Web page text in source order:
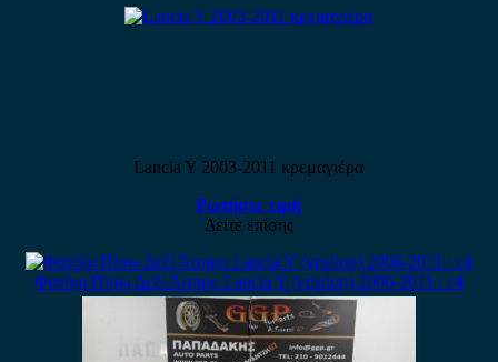
Lancia Y 2003-2011 κρεμαγιέρα
Ρωτήστε τιμή
Δείτε επίσης
Φανάρι Πίσω Δεξί Άσπρο Lancia Y (ypsilon) 2006-2011 / c4